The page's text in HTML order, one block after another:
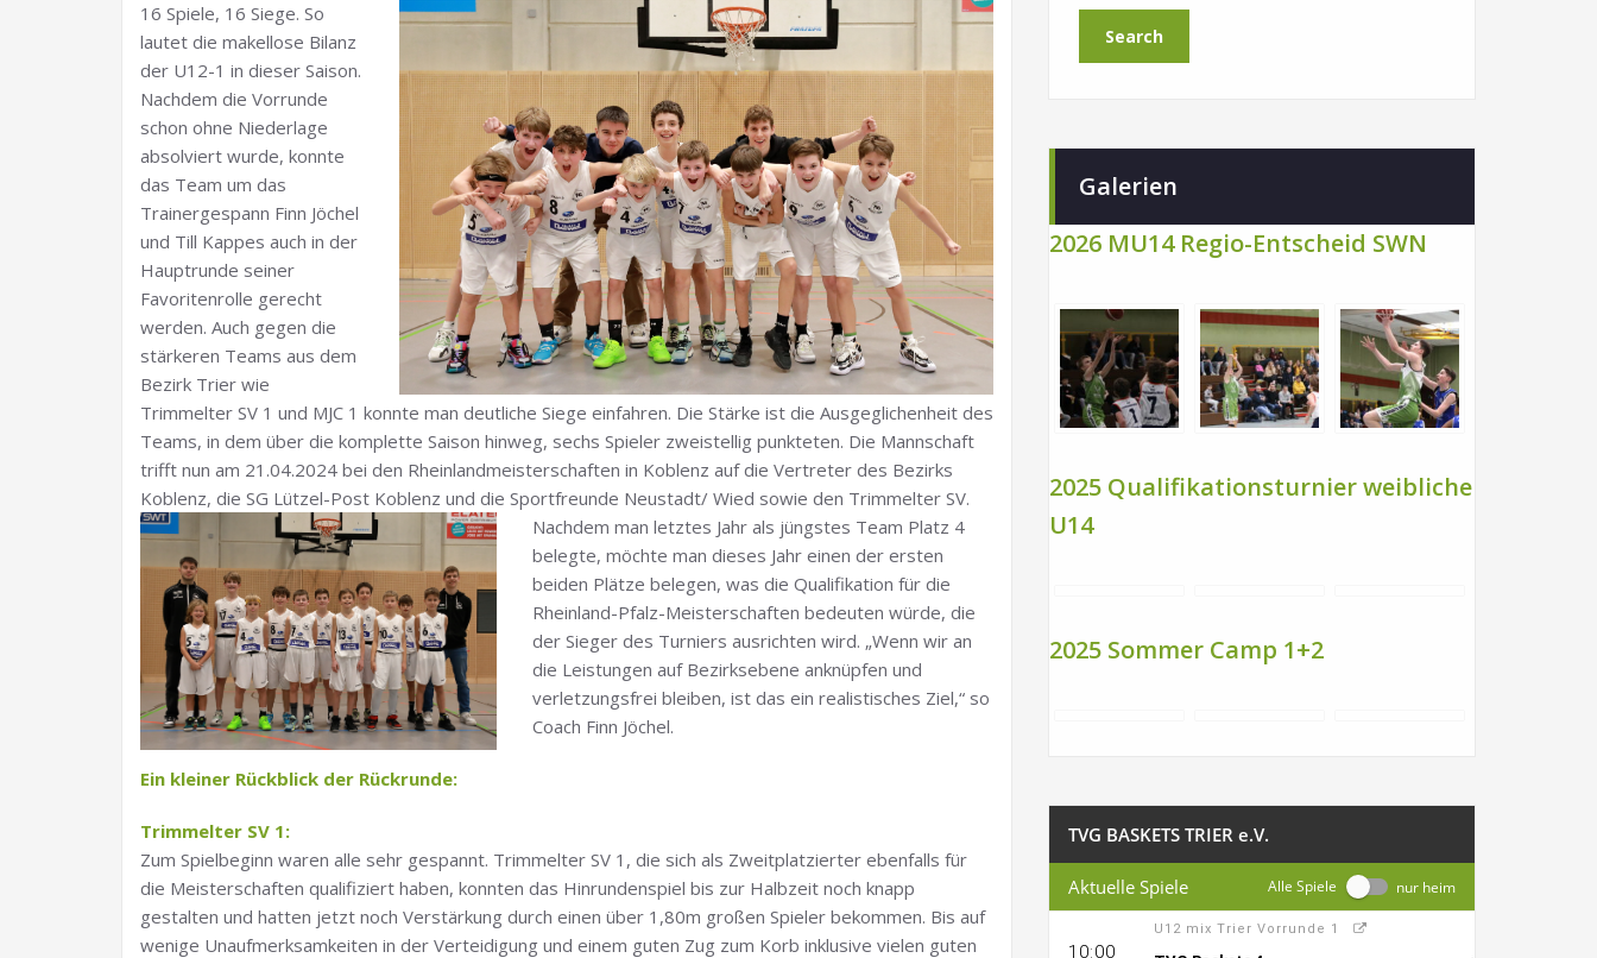
16 Spiele, 16 Siege. So
lautet die makellose Bilanz
der U12-1 in dieser Saison.
Nachdem die Vorrunde
schon ohne Niederlage
absolviert wurde, konnte
das Team um das
Trainergespann Finn Jöchel
und Till Kappes auch in der
Hauptrunde seiner
Favoritenrolle gerecht
werden. Auch gegen die
stärkeren Teams aus dem
Bezirk Trier wie
Trimmelter SV 1 und MJC 1 konnte man deutliche Siege einfahren. Die Stärke ist die Ausgeglichenheit des
Teams, in dem über die komplette Saison hinweg, sechs Spieler zweistellig punkteten. Die Mannschaft
trifft nun am 21.04.2024 bei den Rheinlandmeisterschaften in Koblenz auf die Vertreter des Bezirks
Koblenz, die SG Lützel-Post Koblenz und die Sportfreunde Neustadt/ Wied sowie den Trimmelter SV.
Nachdem man letztes Jahr als jüngstes Team Platz 4
belegte, möchte man dieses Jahr einen der ersten
beiden Plätze belegen, was die Qualifikation für die
Rheinland-Pfalz-Meisterschaften bedeuten würde, die
der Sieger des Turniers ausrichten wird. „Wenn wir an
die Leistungen auf Bezirksebene anknüpfen und
verletzungsfrei bleiben, ist das ein realistisches Ziel,“ so
Coach Finn Jöchel.
Ein kleiner Rückblick der Rückrunde:
Trimmelter SV 1:
Zum Spielbeginn waren alle sehr gespannt. Trimmelter SV 1, die sich als Zweitplatzierter ebenfalls für
die Meisterschaften qualifiziert haben, konnten das Hinrundenspiel bis zur Halbzeit noch knapp
gestalten und hatten jetzt noch Verstärkung durch einen über 1,80m großen Spieler bekommen. Bis auf
wenige Unaufmerksamkeiten in der Verteidigung und einem guten Zug zum Korb inklusive vielen guten
Galerien
2026 MU14 Regio-Entscheid SWN
2025 Qualifikationsturnier weibliche
U14
2025 Sommer Camp 1+2